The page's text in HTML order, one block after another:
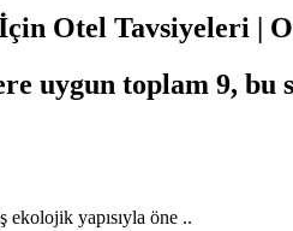
Otel Tavsiyeleri |
uygun toplam 9, bu
yapısıyla öne ..